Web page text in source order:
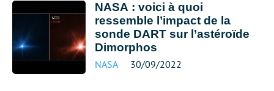
NASA : voici à quoi
ressemble l’impact de la
sonde DART sur l’astéroïde
Dimorphos
NASA 30/09/2022